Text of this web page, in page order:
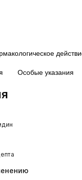
Особые указания